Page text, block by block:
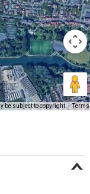
be subject to copyright Terms